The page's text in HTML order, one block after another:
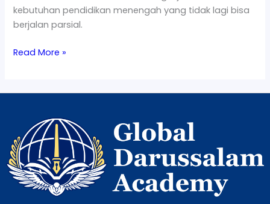
kebutuhan pendidikan menengah yang tidak lagi bisa
berjalan parsial.
Read More »